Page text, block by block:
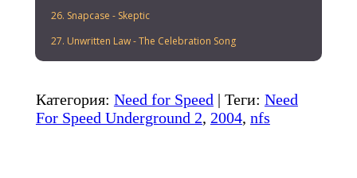
26. Snapcase - Skeptic
27. Unwritten Law - The Celebration Song
Категория: Need for Speed | Теги: Need
For Speed Underground 2, 2004, nfs